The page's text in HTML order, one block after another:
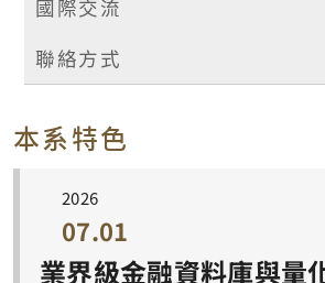
國際交流
聯絡方式
本系特色
2026
07.01